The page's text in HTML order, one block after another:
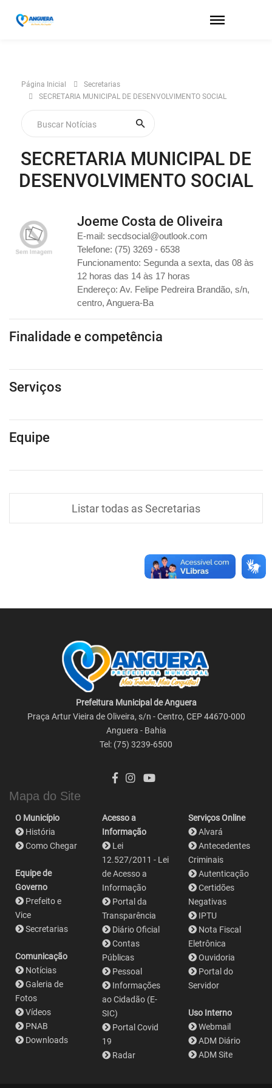
Página Inicial
Secretarias
SECRETARIA MUNICIPAL DE DESENVOLVIMENTO SOCIAL
SECRETARIA MUNICIPAL DE
DESENVOLVIMENTO SOCIAL
Joeme Costa de Oliveira
E-mail: secdsocial@outlook.com
Telefone: (75) 3269 - 6538
Funcionamento: Segunda a sexta, das 08 às
12 horas das 14 às 17 horas
Endereço: Av. Felipe Pedreira Brandão, s/n,
centro, Anguera-Ba
Finalidade e competência
Serviços
Equipe
Listar todas as Secretarias
Prefeitura Municipal de Anguera
Praça Artur Vieira de Oliveira, s/n - Centro, CEP 44670-000
Anguera - Bahia
Tel: (75) 3239-6500
Mapa do Site
O Município
História
Como Chegar
Equipe de
Governo
Prefeito e
Vice
Secretarias
Comunicação
Notícias
Galeria de
Fotos
Vídeos
PNAB
Downloads
Acesso a
Informação
Lei
12.527/2011 - Lei
de Acesso a
Informação
Portal da
Transparência
Diário Oficial
Contas
Públicas
Pessoal
Informações
ao Cidadão (E-
SIC)
Portal Covid
19
Radar
Serviços Online
Alvará
Antecedentes
Criminais
Autenticação
Certidões
Negativas
IPTU
Nota Fiscal
Eletrônica
Ouvidoria
Portal do
Servidor
Uso Interno
Webmail
ADM Diário
ADM Site